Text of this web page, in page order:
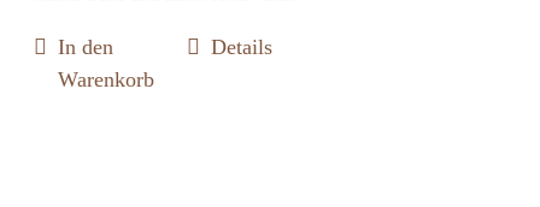
In den
Warenkorb
Details